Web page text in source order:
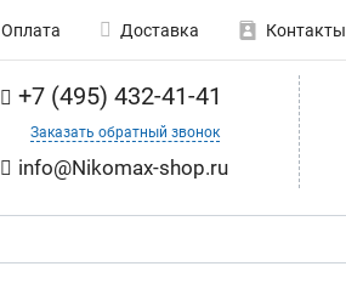
Оплата Доставка Контакты
+7 (495) 432-41-41
Заказать обратный звонок
info@Nikomax-shop.ru